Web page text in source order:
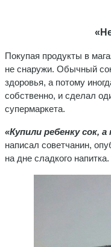
Покупая продукты в
не снаружи. Обычный
здоровья, а потому
собственно, и сделал
супермаркета.
«Купили ребенку сок,
написал советчанин,
на дне сладкого напитка.